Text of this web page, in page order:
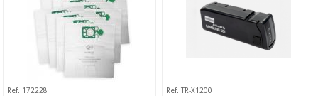
Ref. 172228 Ref. TR-X1200